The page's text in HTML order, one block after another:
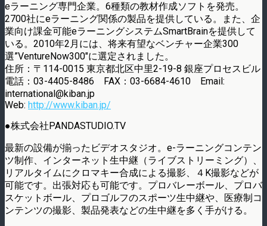
eラーニング専門企業。6種類の教材作成ソフトを発売。
2700社にeラーニング関係の製品を提供している。また、企
業向け課金可能eラーニングシステムSmartBrainを提供して
いる。2010年2月には、将来有望なベンチャー企業300
選”VentureNow300″に選定されました。
住所：〒114-0015 東京都北区中里2-19-8 銀座プロセスビル
電話：03-4405-8486 FAX：03-6684-4610 Email:
international@kiban.jp
Web: http://www.kiban.jp/
●株式会社PANDASTUDIO.TV
最新の設備が揃ったビデオスタジオ。e-ラーニングコンテン
ツ制作、インターネット生中継（ライブストリーミング）、
リアルタイムにクロマキー合成による撮影、４K撮影などが
可能です。出張対応も可能です。プロバレーボール、プロバ
スケットボール、プロゴルフのスポーツ生中継や、医療制コ
ンテンツの撮影、製品発表などの生中継を多く手がける。